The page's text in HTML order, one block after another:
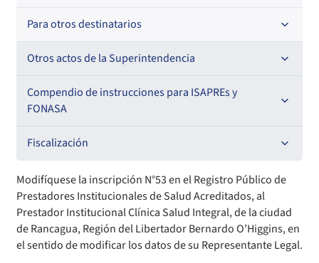
Resoluciones
Oficios Circulares
Circulares
Circulares internas
Resoluciones
Para otros destinatarios
Circulares
Otros actos de la Superintendencia
Antecedentes preparatorios de normas que afecten a
EMT Ley N° 20.416
Comisión Evaluadora de Licitaciones Públicas
Convenios de colaboración
Declaración de patrimonio e intereses de autoridades
Decreta reserva o secreto según Ley N° 20.285
Compendio de instrucciones para ISAPREs y
FONASA
Compendio Beneficios
Compendio de Archivos Maestros
Compendio Información
Compendio Instrumentos Contractuales
Fiscalización
Informes de fiscalización
Sanciones aplicadas
Sanciones a Entidades Acreditadoras
Modifíquese la inscripción N°53 en el Registro Público de
Prestadores Institucionales de Salud Acreditados, al
Prestador Institucional Clínica Salud Integral, de la ciudad
de Rancagua, Región del Libertador Bernardo O’Higgins, en
el sentido de modificar los datos de su Representante Legal.